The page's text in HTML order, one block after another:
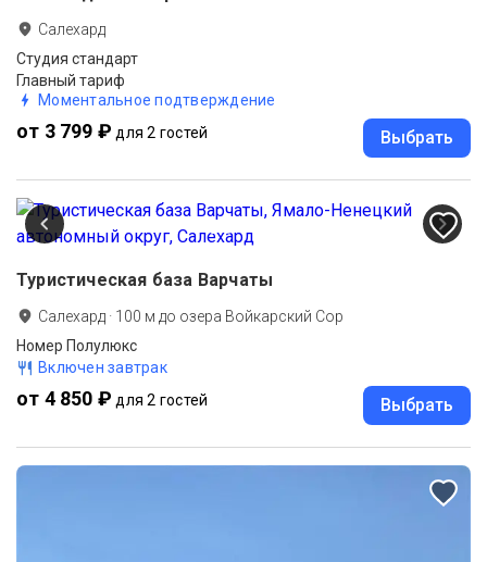
Салехард
Студия стандарт
Главный тариф
Моментальное подтверждение
от 3 799 ₽ для 2 гостей Выбрать
Туристическая база Варчаты
Салехард · 100 м до озера Войкарский Сор
Номер Полулюкс
Включен завтрак
от 4 850 ₽ для 2 гостей Выбрать